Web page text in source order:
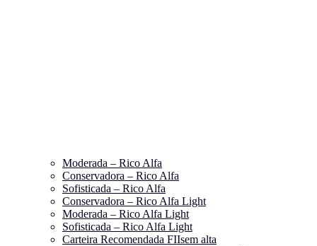
Moderada – Rico Alfa
Conservadora – Rico Alfa
Sofisticada – Rico Alfa
Conservadora – Rico Alfa Light
Moderada – Rico Alfa Light
Sofisticada – Rico Alfa Light
Carteira Recomendada FIIsem alta